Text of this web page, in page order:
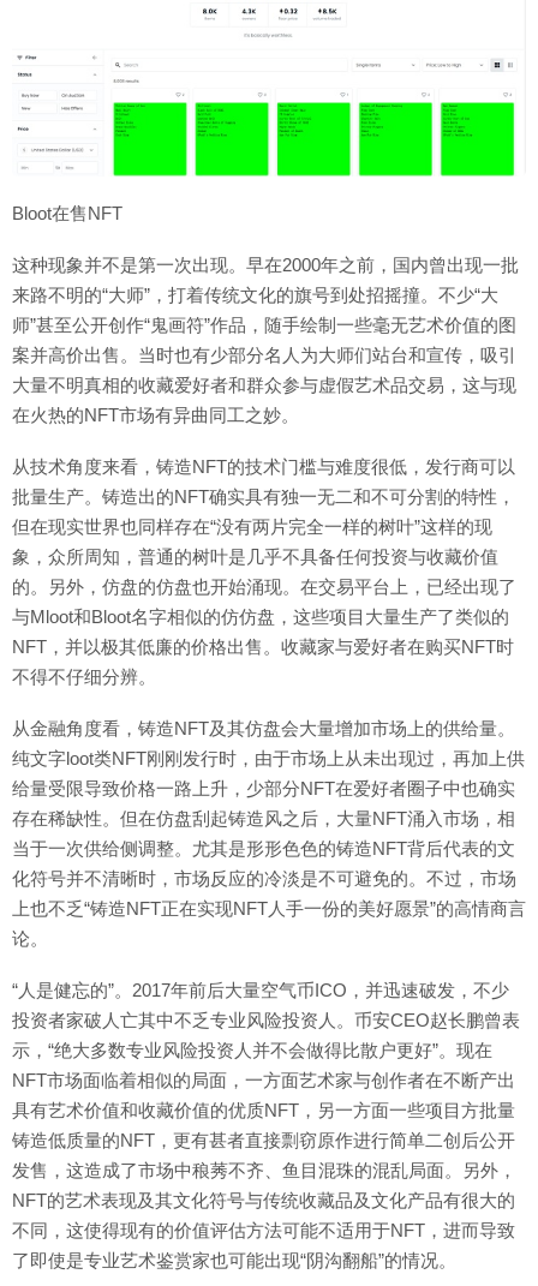
Bloot在售NFT
这种现象并不是第一次出现。早在2000年之前，国内曾出现一批
来路不明的“大师”，打着传统文化的旗号到处招摇撞。不少“大
师”甚至公开创作“鬼画符”作品，随手绘制一些毫无艺术价值的图
案并高价出售。当时也有少部分名人为大师们站台和宣传，吸引
大量不明真相的收藏爱好者和群众参与虚假艺术品交易，这与现
在火热的NFT市场有异曲同工之妙。
从技术角度来看，铸造NFT的技术门槛与难度很低，发行商可以
批量生产。铸造出的NFT确实具有独一无二和不可分割的特性，
但在现实世界也同样存在“没有两片完全一样的树叶”这样的现
象，众所周知，普通的树叶是几乎不具备任何投资与收藏价值
的。另外，仿盘的仿盘也开始涌现。在交易平台上，已经出现了
与Mloot和Bloot名字相似的仿仿盘，这些项目大量生产了类似的
NFT，并以极其低廉的价格出售。收藏家与爱好者在购买NFT时
不得不仔细分辨。
从金融角度看，铸造NFT及其仿盘会大量增加市场上的供给量。
纯文字loot类NFT刚刚发行时，由于市场上从未出现过，再加上供
给量受限导致价格一路上升，少部分NFT在爱好者圈子中也确实
存在稀缺性。但在仿盘刮起铸造风之后，大量NFT涌入市场，相
当于一次供给侧调整。尤其是形形色色的铸造NFT背后代表的文
化符号并不清晰时，市场反应的冷淡是不可避免的。不过，市场
上也不乏“铸造NFT正在实现NFT人手一份的美好愿景”的高情商言
论。
“人是健忘的”。2017年前后大量空气币ICO，并迅速破发，不少
投资者家破人亡其中不乏专业风险投资人。币安CEO赵长鹏曾表
示，“绝大多数专业风险投资人并不会做得比散户更好”。现在
NFT市场面临着相似的局面，一方面艺术家与创作者在不断产出
具有艺术价值和收藏价值的优质NFT，另一方面一些项目方批量
铸造低质量的NFT，更有甚者直接剽窃原作进行简单二创后公开
发售，这造成了市场中稂莠不齐、鱼目混珠的混乱局面。另外，
NFT的艺术表现及其文化符号与传统收藏品及文化产品有很大的
不同，这使得现有的价值评估方法可能不适用于NFT，进而导致
了即使是专业艺术鉴赏家也可能出现“阴沟翻船”的情况。